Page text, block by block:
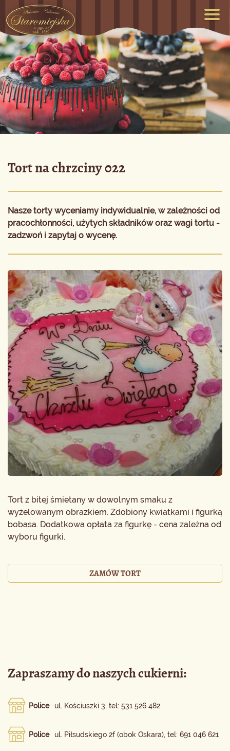
Tort z bitej śmietany w dowolnym smaku z
wyżelowanym obrazkiem. Zdobiony kwiatkami i figurką
bobasa. Dodatkowa opłata za figurkę - cena zależna od
wyboru figurki.
ZAMÓW TORT
Tort na chrzciny 022
Nasze torty wyceniamy indywidualnie, w zależności od
pracochłonności, użytych składników oraz wagi tortu -
zadzwoń i zapytaj o wycenę.
Zapraszamy do naszych cukierni:
Police ul. Kościuszki 3, tel: 531 526 482
Police ul. Piłsudskiego 2f (obok Oskara), tel: 691 046 621